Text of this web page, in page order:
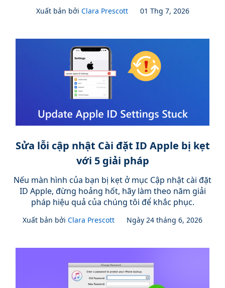
Xuất bản bởi Clara Prescott 01 Thg 7, 2026
Sửa lỗi cập nhật Cài đặt ID Apple bị kẹt
với 5 giải pháp
Nếu màn hình của bạn bị kẹt ở mục Cập nhật cài đặt
ID Apple, đừng hoảng hốt, hãy làm theo năm giải
pháp hiệu quả của chúng tôi để khắc phục.
Xuất bản bởi Clara Prescott Ngày 24 tháng 6, 2026